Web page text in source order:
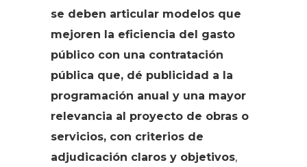
se deben articular modelos que
mejoren la eficiencia del gasto
público con una contratación
pública que, dé publicidad a la
programación anual y una mayor
relevancia al proyecto de obras o
servicios, con criterios de
adjudicación claros y objetivos,